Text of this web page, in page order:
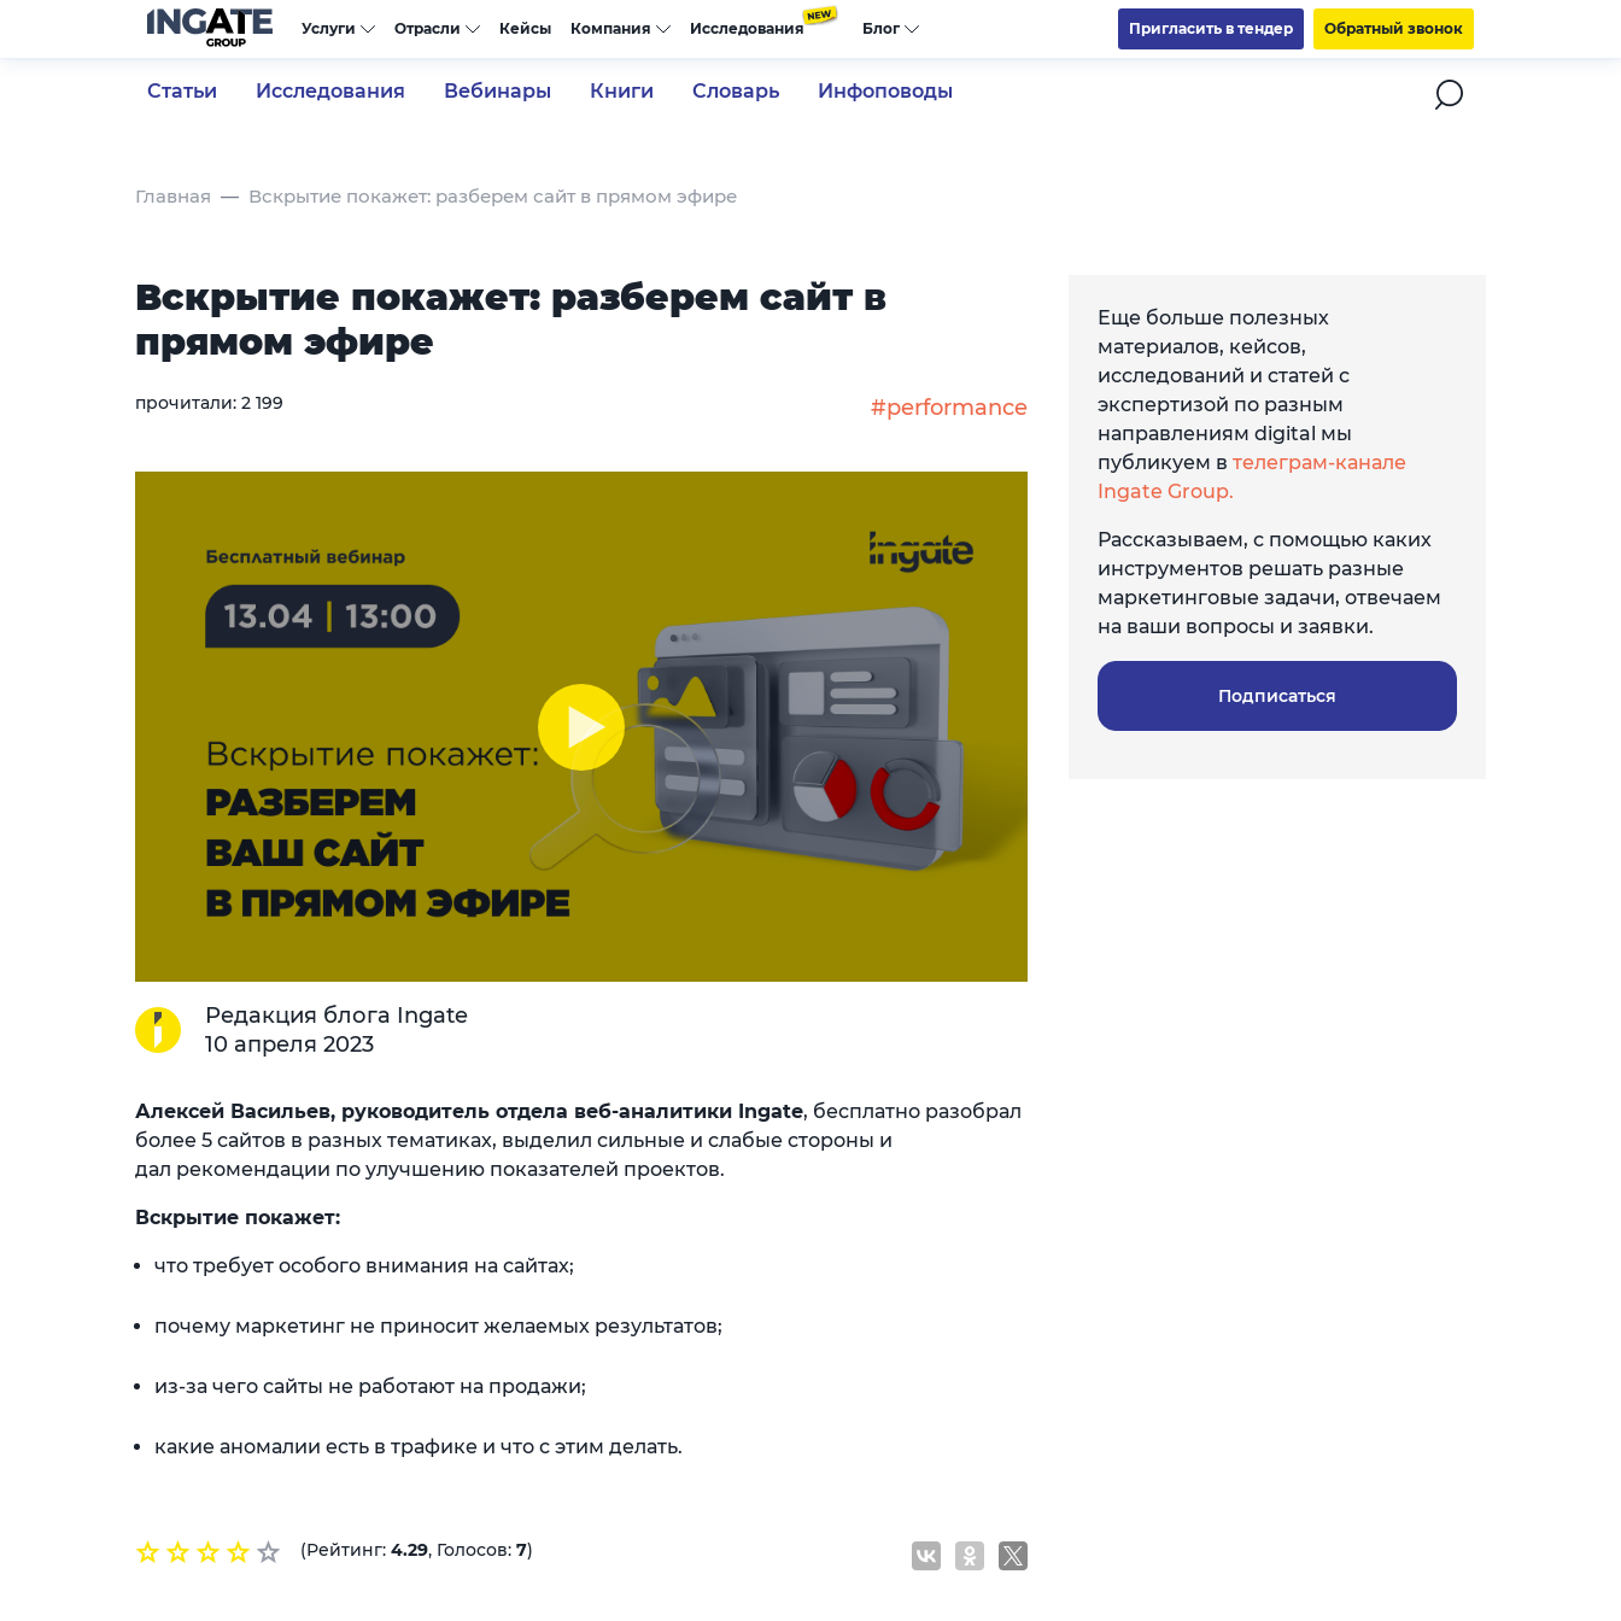
Услуги Отрасли Кейсы Компания Исследования Блог Пригласить в тендер Обратный звонок
Статьи Исследования Вебинары Книги Словарь Инфоповоды
Главная Вскрытие покажет: разберем сайт в прямом эфире
Вскрытие покажет: разберем сайт в
прямом эфире
прочитали: 2 199 #performance
Редакция блога Ingate
10 апреля 2023
Алексей Васильев, руководитель отдела веб-аналитики Ingate, бесплатно разобрал
более 5 сайтов в разных тематиках, выделил сильные и слабые стороны и
дал рекомендации по улучшению показателей проектов.
Вскрытие покажет:
что требует особого внимания на сайтах;
почему маркетинг не приносит желаемых результатов;
из-за чего сайты не работают на продажи;
какие аномалии есть в трафике и что с этим делать.
Еще больше полезных
материалов, кейсов,
исследований и статей с
экспертизой по разным
направлениям digital мы
публикуем в телеграм-канале
Ingate Group.
Рассказываем, с помощью каких
инструментов решать разные
маркетинговые задачи, отвечаем
на ваши вопросы и заявки.
Подписаться
(Рейтинг: 4.29, Голосов: 7)